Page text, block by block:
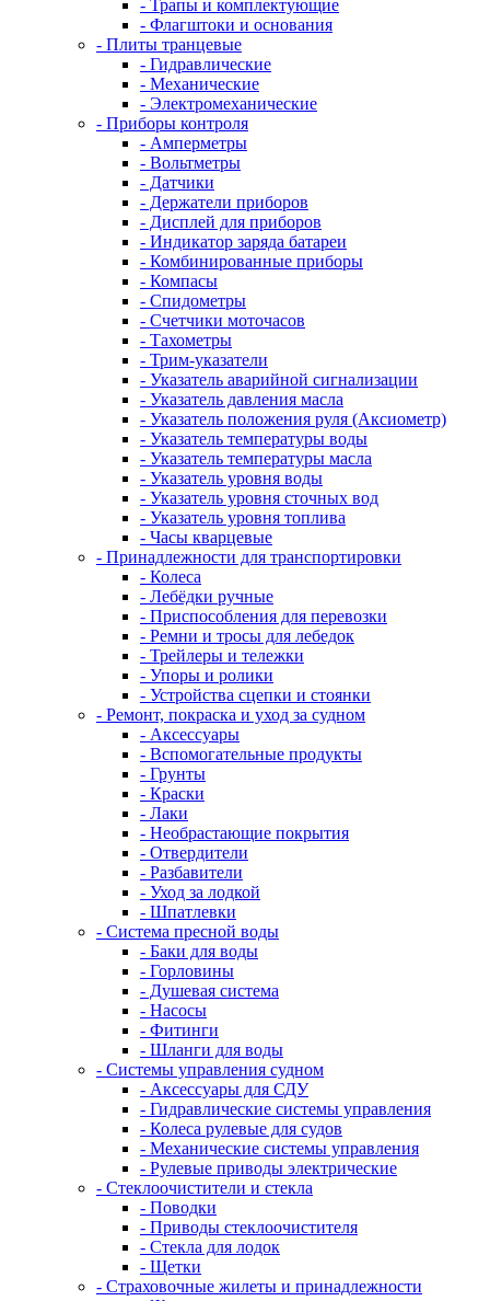
- Трапы и комплектующие
- Флагштоки и основания
- Плиты транцевые
- Гидравлические
- Механические
- Электромеханические
- Приборы контроля
- Амперметры
- Вольтметры
- Датчики
- Держатели приборов
- Дисплей для приборов
- Индикатор заряда батареи
- Комбинированные приборы
- Компасы
- Спидометры
- Счетчики моточасов
- Тахометры
- Трим-указатели
- Указатель аварийной сигнализации
- Указатель давления масла
- Указатель положения руля (Аксиометр)
- Указатель температуры воды
- Указатель температуры масла
- Указатель уровня воды
- Указатель уровня сточных вод
- Указатель уровня топлива
- Часы кварцевые
- Принадлежности для транспортировки
- Колеса
- Лебёдки ручные
- Приспособления для перевозки
- Ремни и тросы для лебедок
- Трейлеры и тележки
- Упоры и ролики
- Устройства сцепки и стоянки
- Ремонт, покраска и уход за судном
- Аксессуары
- Вспомогательные продукты
- Грунты
- Краски
- Лаки
- Необрастающие покрытия
- Отвердители
- Разбавители
- Уход за лодкой
- Шпатлевки
- Система пресной воды
- Баки для воды
- Горловины
- Душевая система
- Насосы
- Фитинги
- Шланги для воды
- Системы управления судном
- Аксессуары для СДУ
- Гидравлические системы управления
- Колеса рулевые для судов
- Механические системы управления
- Рулевые приводы электрические
- Стеклоочистители и стекла
- Поводки
- Приводы стеклоочистителя
- Стекла для лодок
- Щетки
- Страховочные жилеты и принадлежности